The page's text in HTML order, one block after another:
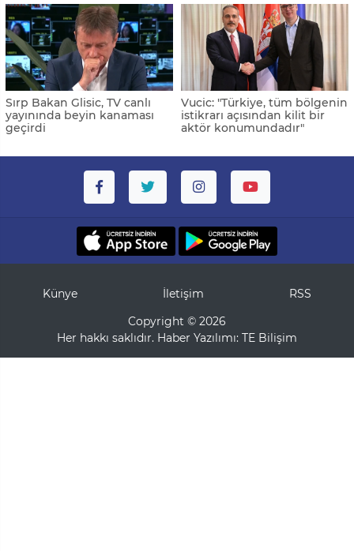
Sırp Bakan Glisic, TV canlı
yayınında beyin kanaması
geçirdi
Vucic: "Türkiye, tüm bölgenin
istikrarı açısından kilit bir
aktör konumundadır"
Künye İletişim
RSS
Copyright © 2026
Her hakkı saklıdır. Haber Yazılımı: TE Bilişim